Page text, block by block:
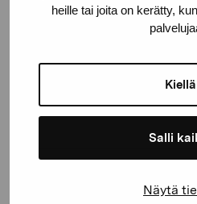
heille tai joita on kerätty,
Kiellä
Salli
Näytä
Pysy ajantasalla